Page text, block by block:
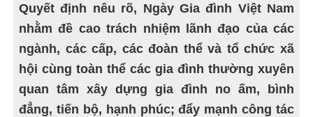
Quyết định nêu rõ, Ngày Gia đình Việt Nam
nhằm đề cao trách nhiệm lãnh đạo của các
ngành, các cấp, các đoàn thể và tổ chức xã
hội cùng toàn thể các gia đình thường xuyên
quan tâm xây dựng gia đình no ấm, bình
đẳng, tiến bộ, hạnh phúc; đẩy mạnh công tác